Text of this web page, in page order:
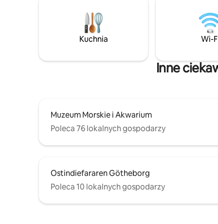
Kuchnia Wi-
Inne
Muzeum Morskie i Akwarium
Poleca 76 lokalnych gospodarzy
Ostindiefararen Götheborg
Poleca 10 lokalnych gospodarzy